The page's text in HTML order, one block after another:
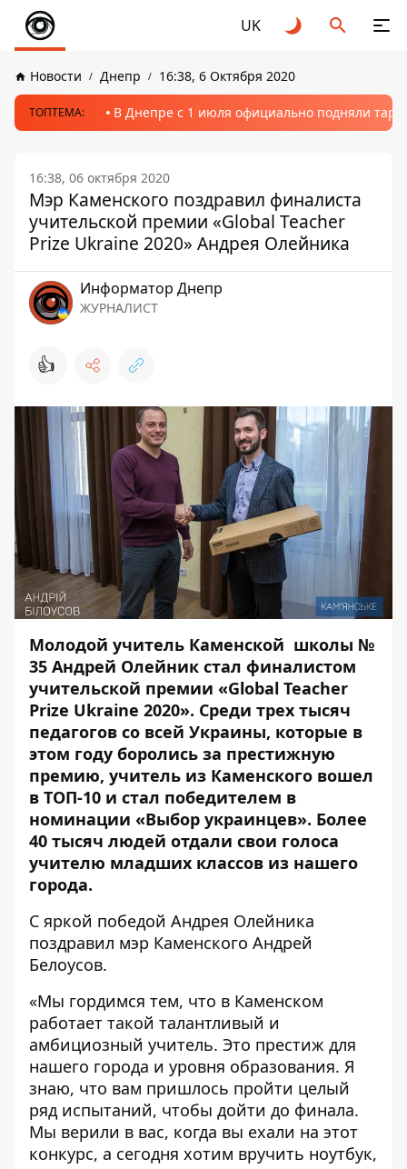
UK
Новости Днепр 16:38, 6 Октября 2020
ТОПТЕМА: В Днепре с 1 июля официально подняли
16:38, 06 октября 2020
Мэр Каменского поздравил финалиста
учительской премии «Global Teacher
Prize Ukraine 2020» Андрея Олейника
Информатор Днепр
ЖУРНАЛИСТ
👍
Молодой учитель Каменской школы №
35 Андрей Олейник стал финалистом
учительской премии «Global Teacher
Prize Ukraine 2020». Среди трех тысяч
педагогов со всей Украины, которые в
этом году боролись за престижную
премию, учитель из Каменского вошел
в ТОП-10 и стал победителем в
номинации «Выбор украинцев». Более
40 тысяч людей отдали свои голоса
учителю младших классов из нашего
города.
С яркой победой Андрея Олейника
поздравил мэр Каменского Андрей
Белоусов.
«Мы гордимся тем, что в Каменском
работает такой талантливый и
амбициозный учитель. Это престиж для
нашего города и уровня образования. Я
знаю, что вам пришлось пройти целый
ряд испытаний, чтобы дойти до финала.
Мы верили в вас, когда вы ехали на этот
конкурс, а сегодня хотим вручить ноутбук,